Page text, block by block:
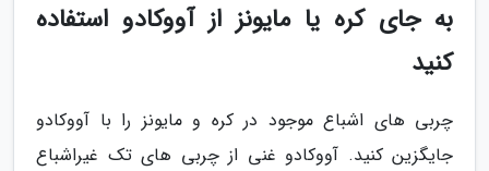
به جای کره یا مایونز از آووکادو استفاده
کنید
چربی های اشباع موجود در کره و مایونز را با آووکادو
جایگزین کنید. آووکادو غنی از چربی های تک غیراشباع